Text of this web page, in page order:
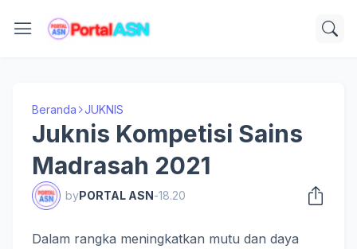
Beranda JUKNIS
Juknis Kompetisi Sains
Madrasah 2021
byPORTAL ASN-18.20
Dalam rangka meningkatkan mutu dan daya